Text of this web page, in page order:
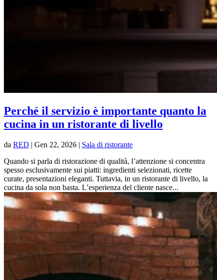
Perché il servizio è importante quanto la
cucina in un ristorante di livello
da RED | Gen 22, 2026 | Sala di ristorante
Quando si parla di ristorazione di qualità, l’attenzione si concentra
spesso esclusivamente sui piatti: ingredienti selezionati, ricette
curate, presentazioni eleganti. Tuttavia, in un ristorante di livello, la
cucina da sola non basta. L’esperienza del cliente nasce...